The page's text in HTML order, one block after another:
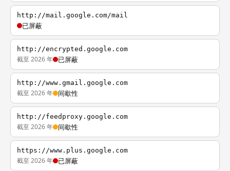
http://mail.google.com/mail
已屏蔽
http://encrypted.google.com
截至 2026 年 已屏蔽
http://www.gmail.google.com
截至 2026 年 间歇性
http://feedproxy.google.com
截至 2026 年 间歇性
https://www.plus.google.com
截至 2026 年 已屏蔽